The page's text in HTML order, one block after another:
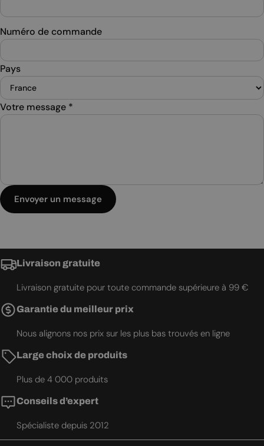
Numéro de commande
Pays
Votre message *
Envoyer un message
Livraison gratuite
Livraison gratuite pour toute commande supérieure à 99 €
Garantie du meilleur prix
Nous alignons nos prix sur les plus bas trouvés en ligne
Large choix de produits
Plus de 4 000 produits
Conseils d’expert
Spécialiste depuis 2012